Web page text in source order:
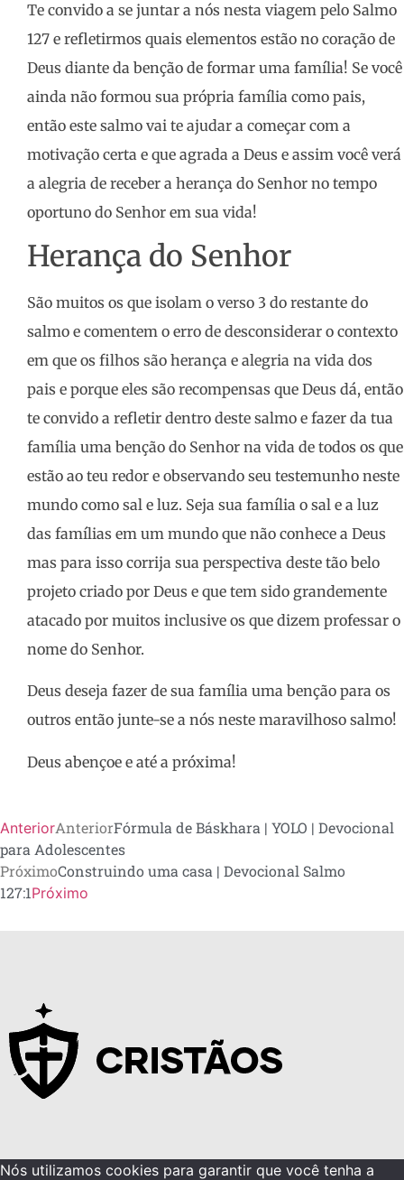
Te convido a se juntar a nós nesta viagem pelo Salmo
127 e refletirmos quais elementos estão no coração de
Deus diante da benção de formar uma família! Se você
ainda não formou sua própria família como pais,
então este salmo vai te ajudar a começar com a
motivação certa e que agrada a Deus e assim você verá
a alegria de receber a herança do Senhor no tempo
oportuno do Senhor em sua vida!
Herança do Senhor
São muitos os que isolam o verso 3 do restante do
salmo e comentem o erro de desconsiderar o contexto
em que os filhos são herança e alegria na vida dos
pais e porque eles são recompensas que Deus dá, então
te convido a refletir dentro deste salmo e fazer da tua
família uma benção do Senhor na vida de todos os que
estão ao teu redor e observando seu testemunho neste
mundo como sal e luz. Seja sua família o sal e a luz
das famílias em um mundo que não conhece a Deus
mas para isso corrija sua perspectiva deste tão belo
projeto criado por Deus e que tem sido grandemente
atacado por muitos inclusive os que dizem professar o
nome do Senhor.
Deus deseja fazer de sua família uma benção para os
outros então junte-se a nós neste maravilhoso salmo!
Deus abençoe e até a próxima!
AnteriorAnteriorFórmula de Báskhara | YOLO | Devocional
para Adolescentes
PróximoConstruindo uma casa | Devocional Salmo
127:1Próximo
Nós utilizamos cookies para garantir que você tenha a